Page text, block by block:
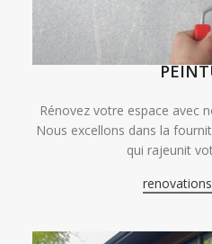
Rénovez votre espace avec
Nous excellons dans la
qui rajeunit